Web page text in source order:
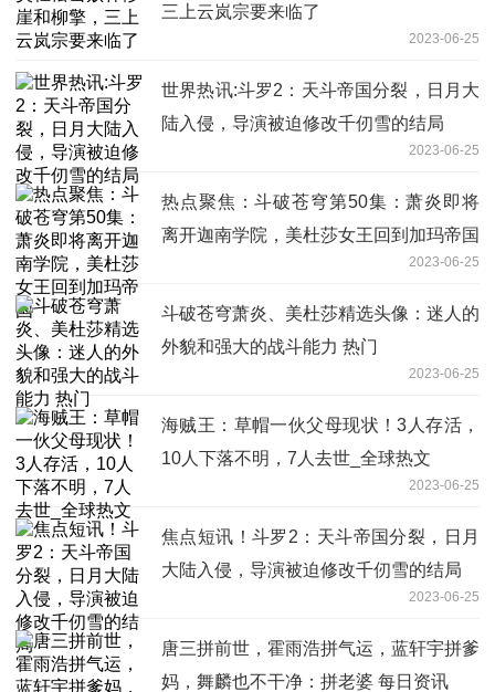
三上云岚宗要来临了
2023-06-25
世界热讯:斗罗2：天斗帝国分裂，日月大
陆入侵，导演被迫修改千仞雪的结局
2023-06-25
热点聚焦：斗破苍穹第50集：萧炎即将
离开迦南学院，美杜莎女王回到加玛帝国
2023-06-25
斗破苍穹萧炎、美杜莎精选头像：迷人的
外貌和强大的战斗能力 热门
2023-06-25
海贼王：草帽一伙父母现状！3人存活，
10人下落不明，7人去世_全球热文
2023-06-25
焦点短讯！斗罗2：天斗帝国分裂，日月
大陆入侵，导演被迫修改千仞雪的结局
2023-06-25
唐三拼前世，霍雨浩拼气运，蓝轩宇拼爹
妈，舞麟也不干净：拼老婆 每日资讯